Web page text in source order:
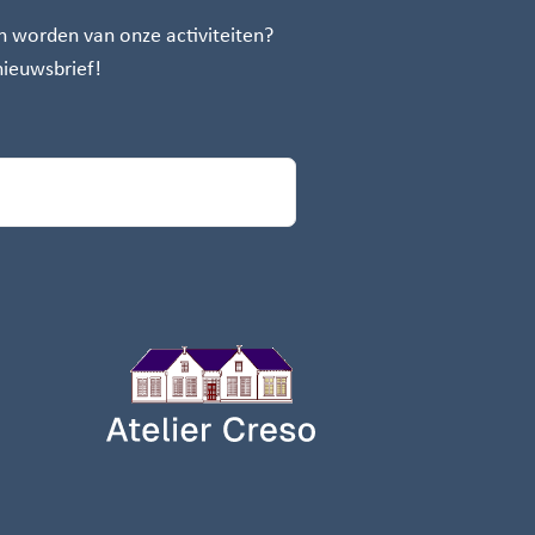
worden van onze activiteiten?